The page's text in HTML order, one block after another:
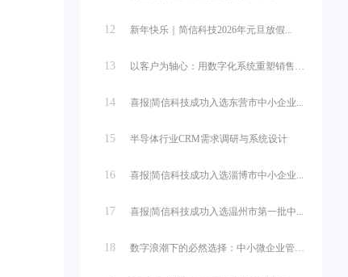
12 新年快乐｜简信科技2026年元旦放假...
13 以客户为轴心：用数字化系统重塑销售管...
14 喜报|简信科技成功入选东营市中小企业...
15 半导体行业CRM需求调研与系统设计
16 喜报|简信科技成功入选淄博市中小企业...
17 喜报|简信科技成功入选温州市第一批中...
18 数字浪潮下的必然选择：中小微企业管理...